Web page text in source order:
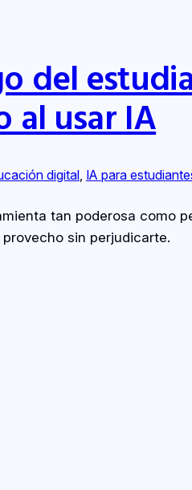
del
al usar IA
digital IA para
tan poderosa como
sin perjudicarte.